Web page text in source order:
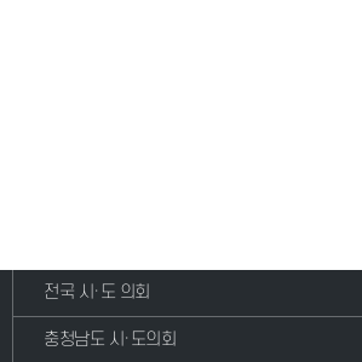
전국 시·도 의회
충청남도 시·도의회